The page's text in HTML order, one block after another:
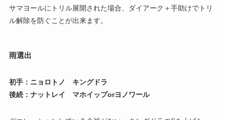
サマヨールにトリル展開された場合、ダイアーク＋手助けでトリ
ル解除を防ぐことが出来ます。
雨選出
初手：ニョロトノ キングドラ
後続：ナットレイ マホイップorヨノワール